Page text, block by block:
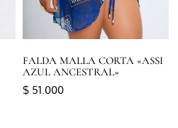
FALDA MALLA CORTA «ASSI
AZUL ANCESTRAL»
$ 51.000